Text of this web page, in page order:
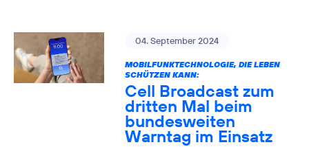
04. September 2024
MOBILFUNKTECHNOLOGIE, DIE LEBEN
SCHÜTZEN KANN:
Cell Broadcast zum
dritten Mal beim
bundesweiten
Warntag im Einsatz